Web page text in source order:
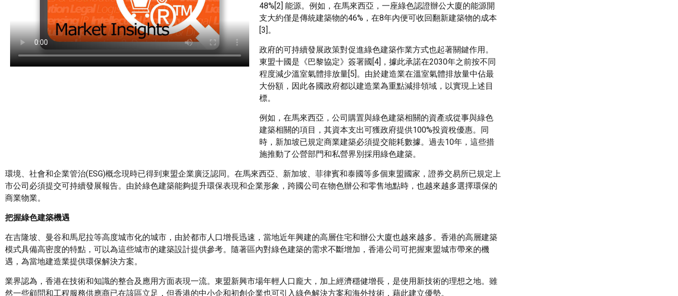
48%[2] 能源。例如，在馬來西亞，一座綠色認證辦公大廈的能源開
支大約僅是傳統建築物的46%，在8年內便可收回翻新建築物的成本
[3]。
政府的可持續發展政策對促進綠色建築作業方式也起著關鍵作用。
東盟十國是《巴黎協定》簽署國[4]，據此承諾在2030年之前按不同
程度減少溫室氣體排放量[5]。由於建造業在溫室氣體排放量中佔最
大份額，因此各國政府都以建造業為重點減排領域，以實現上述目
標。
例如，在馬來西亞，公司購置與綠色建築相關的資產或從事與綠色
建築相關的項目，其資本支出可獲政府提供100%投資稅優惠。同
時，新加坡已規定商業建築必須提交能耗數據。過去10年，這些措
施推動了公營部門和私營界別採用綠色建築。
環境、社會和企業管治(ESG)概念現時已得到東盟企業廣泛認同。在馬來西亞、新加坡、菲律賓和泰國等多個東盟國家，證券交易所已規定上
市公司必須提交可持續發展報告。由於綠色建築能夠提升環保表現和企業形象，跨國公司在物色辦公和零售地點時，也越來越多選擇環保的
商業物業。
把握綠色建築機遇
在吉隆坡、曼谷和馬尼拉等高度城市化的城市，由於都市人口增長迅速，當地近年興建的高層住宅和辦公大廈也越來越多。香港的高層建築
模式具備高密度的特點，可以為這些城市的建築設計提供參考。隨著區內對綠色建築的需求不斷增加，香港公司可把握東盟城市帶來的機
遇，為當地建造業提供環保解決方案。
業界認為，香港在技術和知識的整合及應用方面表現一流。東盟新興市場年輕人口龐大，加上經濟穩健增長，是使用新技術的理想之地。雖
然一些顧問和工程服務供應商已在該區立足，但香港的中小企和初創企業也可引入綠色解決方案和海外技術，藉此建立優勢。